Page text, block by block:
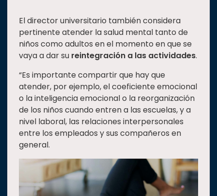
El director universitario también considera
pertinente atender la salud mental tanto de
niños como adultos en el momento en que se
vaya a dar su reintegración a las actividades.
“Es importante compartir que hay que
atender, por ejemplo, el coeficiente emocional
o la inteligencia emocional o la reorganización
de los niños cuando entren a las escuelas, y a
nivel laboral, las relaciones interpersonales
entre los empleados y sus compañeros en
general.